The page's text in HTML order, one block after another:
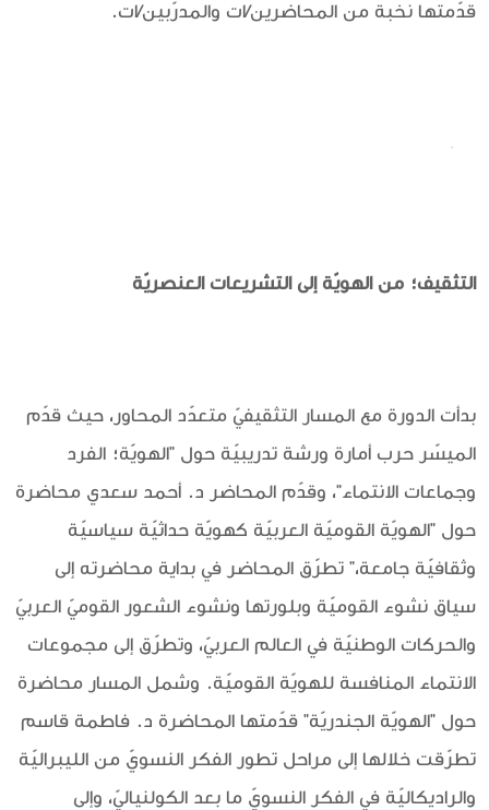
قدّمتها نخبة من المحاضرين/ات والمدرّبين/ات.
التثقيف؛ من الهويّة إلى التشريعات العنصريّة
بدأت الدورة مع المسار التثقيفيّ متعدّد المحاور، حيث قدّم
الميسّر حرب أمارة ورشة تدريبيّة حول "الهويّة؛ الفرد
وجماعات الانتماء"، وقدّم المحاضر د. أحمد سعدي محاضرة
حول "الهويّة القوميّة العربيّة كهويّة حداثيّة سياسيّة
وثقافيّة جامعة،" تطرّق المحاضر في بداية محاضرته إلى
سياق نشوء القوميّة وبلورتها ونشوء الشعور القوميّ العربيّ
والحركات الوطنيّة في العالم العربيّ، وتطرّق إلى مجموعات
الانتماء المنافسة للهويّة القوميّة. وشمل المسار محاضرة
حول "الهويّة الجندريّة" قدّمتها المحاضرة د. فاطمة قاسم
تطرّقت خلالها إلى مراحل تطور الفكر النسويّ من الليبراليّة
والراديكاليّة في الفكر النسويّ ما بعد الكولنياليّ، وإلى